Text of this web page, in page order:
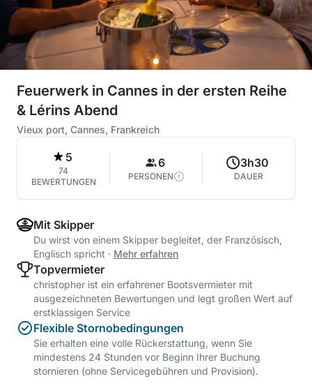
Feuerwerk in Cannes in der ersten Reihe
& Lérins Abend
Vieux port, Cannes, Frankreich
5
74
BEWERTUNGEN
6
PERSONEN
3h30
DAUER
Mit Skipper
Du wirst von einem Skipper begleitet, der Französisch,
Englisch spricht · Mehr erfahren
Topvermieter
christopher ist ein erfahrener Bootsvermieter mit
ausgezeichneten Bewertungen und legt großen Wert auf
erstklassigen Service
Flexible Stornobedingungen
Sie erhalten eine volle Rückerstattung, wenn Sie
mindestens 24 Stunden vor Beginn Ihrer Buchung
stornieren (ohne Servicegebühren und Provision).